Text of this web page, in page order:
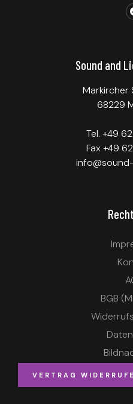
Sound and
Markircher
68229
Tel. +49
Fax +49
BGB
VERTRAG